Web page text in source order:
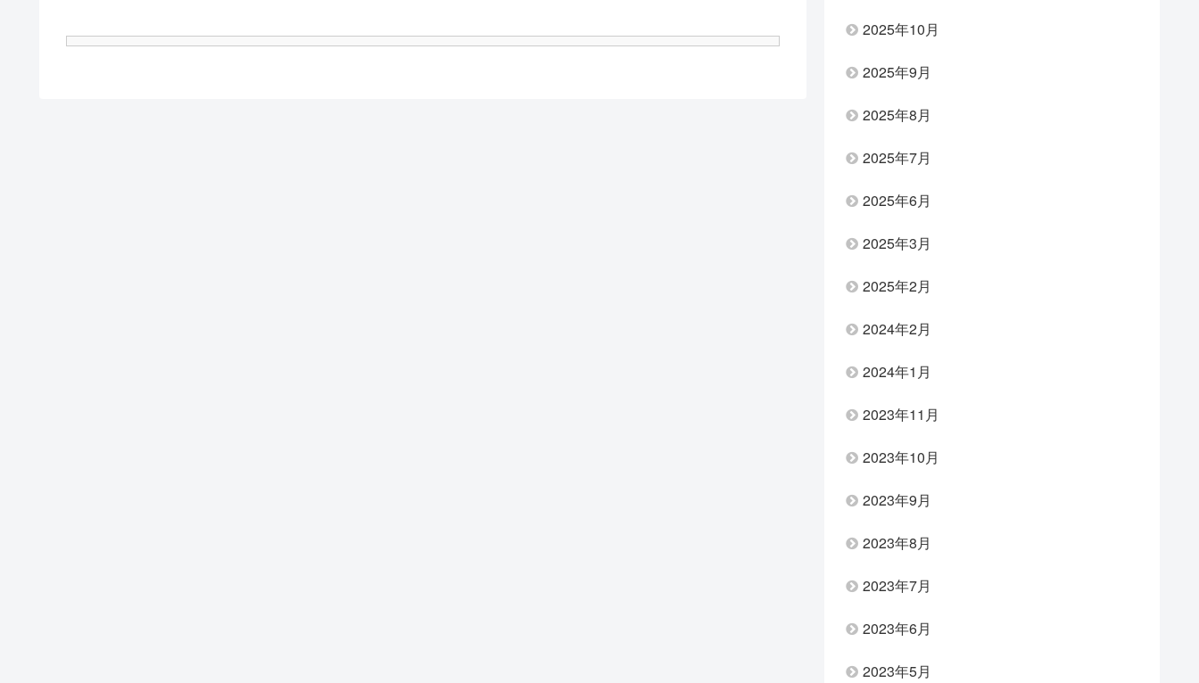
2025年10月
2025年9月
2025年8月
2025年7月
2025年6月
2025年3月
2025年2月
2024年2月
2024年1月
2023年11月
2023年10月
2023年9月
2023年8月
2023年7月
2023年6月
2023年5月